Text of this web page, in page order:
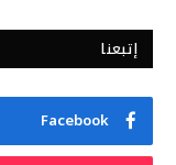
إتبعنا
Facebook